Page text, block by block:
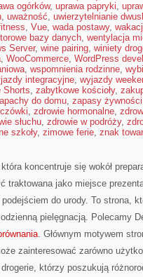
ogórków, uprawa papryki,
, uważność, uwierzytelnianie
, Vue, wada postawy,
bazy danych, wentylacja
Server, wine pairing, winiety
, WooCommerce, WordPress
, wspomnienia rodzinne,
integracyjne, wyjazdy
Shorts, zabytkowe kościoły,
do domu, zapasy żywności
, zdrowie hormonalne,
słuchu, zdrowie w podróży,
szkoły, zimowe ferie, znak
koncentruje się wokół
traktowana jako miejsce
do urody. To strona,
pielęgnacją. Polecamy
. Głównym motywem
zainteresować zarówno
którzy poszukują